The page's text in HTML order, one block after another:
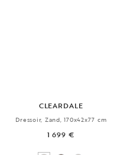
CLEARDALE
Dressoir, Zand, 170x42x77 cm
1 699 €